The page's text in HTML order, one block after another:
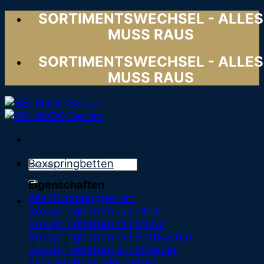
Zum
SORTIMENTSWECHSEL - ALLES
MUSS RAUS
SORTIMENTSWECHSEL - ALLES
MUSS RAUS
Suchen
0,00€
Warenkorb
Boxspringbetten
Eigenschaften
Alle Boxspringbetten
Boxspringbetten aus Holz
Boxspringbetten mit Motor
Boxspringbetten mit Bettkasten
Boxspringbetten in Echtleder